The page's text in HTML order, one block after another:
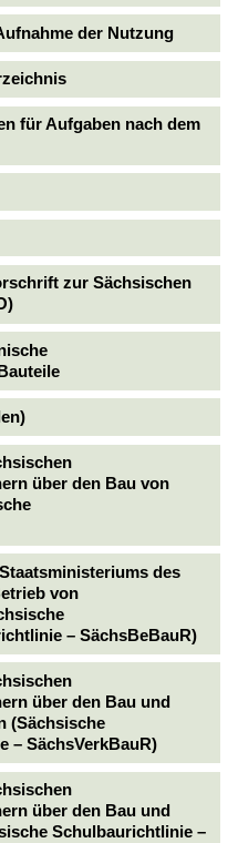
der Nutzung
für Aufgaben nach dem
zur Sächsischen
über den Bau von
des
von
– SächsBeBauR)
über den Bau und
(Sächsische
– SächsVerkBauR)
über den Bau und
Schulbaurichtlinie –